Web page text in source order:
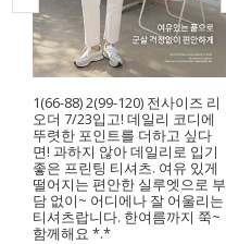
1(66-88) 2(99-120) 전사이즈 리
오더 7/23입고! 데일리 코디에
뚜렷한 포인트를 더하고 싶다
면! 과하지 않아 데일리로 입기
좋은 프린팅 티셔츠. 여유 있게
떨어지는 편안한 실루엣으로 부
담 없이~ 어디에나 잘 어울리는
티셔츠랍니다. 한여름까지 쭉~
함께해요 *.*